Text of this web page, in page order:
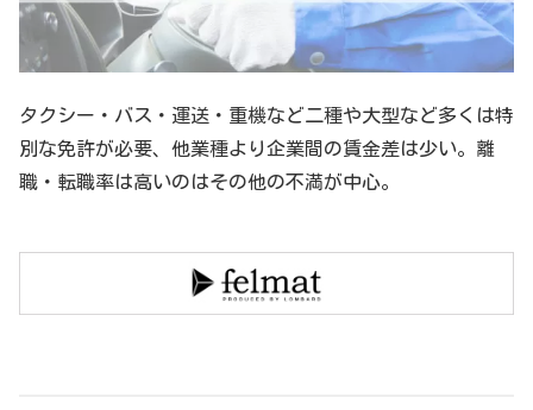
タクシー・バス・運送・重機など二種や大型など多くは特
別な免許が必要、他業種より企業間の賃金差は少い。離
職・転職率は高いのはその他の不満が中心。